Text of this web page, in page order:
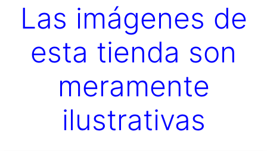
Las imágenes de
esta tienda son
meramente
ilustrativas